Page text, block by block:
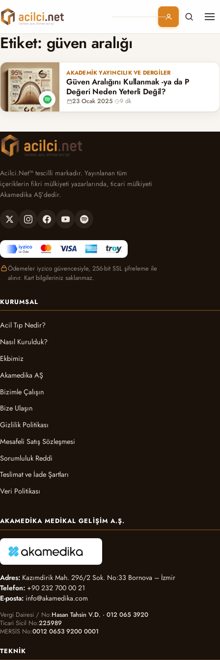
Branşlar
Konular
Kurumsal
Etiket: güven aralığı
AKADEMIK YAYINCILIK VE DERGILER
Güven Aralığını Kullanmak -ya da P
Değeri Neden Yeterli Değil?
23 Ocak 2025· 9 dk
Acilci.Net™ tescilli markadır. Yayınlanan tüm
içeriklerin fikri mülkiyeti yazarlarında, ticari mülkiyeti
Akamedika AŞ’dedir.
Ödemeler iyzico güvencesiyle, 256-bit SSL şifreleme ile
alınır. Kart bilgileriniz saklanmaz.
KURUMSAL
Acil Tıp Nedir?
Nasıl Kurulduk?
Ekbimiz
Akamedika AŞ
Bizimle Çalışın
Bize Ulaşın
Gizlilik Politikası
Mesafeli Satış Sözleşmesi
Sorumluluk Reddi
Teslimat ve İade Şartları
Veri Politikası
AKAMEDIKA MEDIKAL GELIŞIM A.Ş.
Adres: Kazımdirik Mah. 296/2 Sok. No:33 Bornova – İzmir
Telefon: +90 232 700 00 21
E-posta: info@akamedika.com
Vergi Dairesi / No Hasan Tahsin V.D. · 012 065 3920
Ticari Sicil No 225989
MERSİS No 0012 0653 9200 0001
TEKNIK